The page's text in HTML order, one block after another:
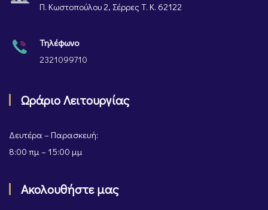
Π. Κωστοπούλου 2, Σέρρες Τ. Κ. 62122
Τηλέφωνο
2321099710
Ωράριο Λειτουργίας
Δευτέρα – Παρασκευή:
8:00 πμ – 15:00 μμ
Ακολουθήστε μας